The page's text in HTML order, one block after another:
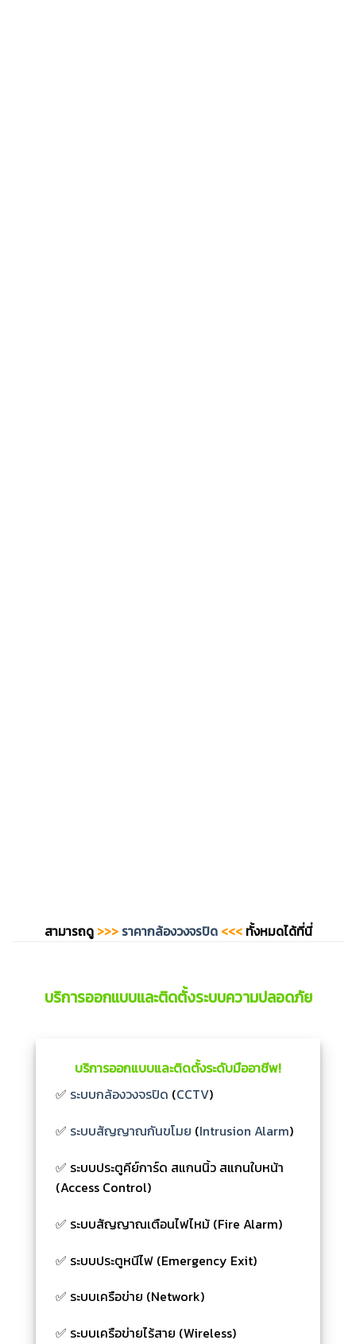
สามารถดู >>>ราคากล้องวงจรปิด <<<ทั้งหมดได้ที่นี่
บริการออกแบบและติดตั้งระบบความปลอดภัย
บริการออกแบบและติดตั้งระดับมืออาชีพ!
✅ ระบบกล้องวงจรปิด (CCTV)
✅ ระบบสัญญาณกันขโมย (Intrusion Alarm)
✅ ระบบประตูคีย์การ์ด สแกนนิ้ว สแกนใบหน้า
(Access Control)
✅ ระบบสัญญาณเตือนไฟไหม้ (Fire Alarm)
✅ ระบบประตูหนีไฟ (Emergency Exit)
✅ ระบบเครือข่าย (Network)
✅ ระบบเครือข่ายไร้สาย (Wireless)